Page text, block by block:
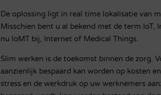
De oplossing ligt in real time lokalisatie van
Misschien bent u al bekend met de term IoT,
nu IoMT bij, Internet of Medical Things.
Slim werken is de toekomst binnen de zorg.
aanzienlijk bespaard kan worden op kosten
stress en de werkdruk op uw werknemers